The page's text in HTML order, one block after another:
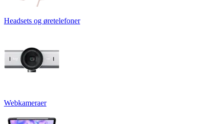
Headsets og øretelefoner
Webkameraer